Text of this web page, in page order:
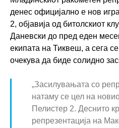
денес официјално е нов
2, објавија од битолскиот
Даневски до пред еден
екипата на Тиквеш, а сега
очекува да биде солидно
„Засилувањата со
натаму се цел на
Пелистер 2. Деснито
репрезентација на